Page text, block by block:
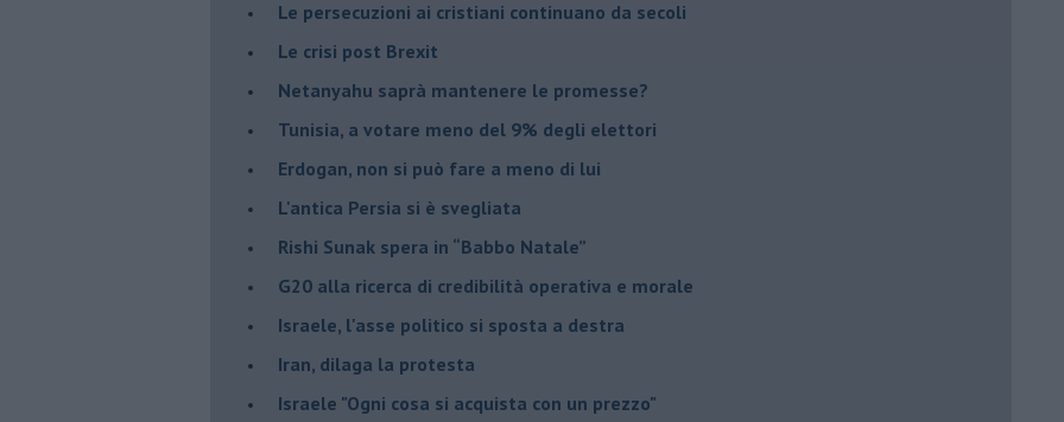
Le persecuzioni ai cristiani continuano da secoli
Le crisi post Brexit
Netanyahu saprà mantenere le promesse?
Tunisia, a votare meno del 9% degli elettori
Erdogan, non si può fare a meno di lui
L'antica Persia si è svegliata
Rishi Sunak spera in “Babbo Natale”
G20 alla ricerca di credibilità operativa e morale
Israele, l'asse politico si sposta a destra
Iran, dilaga la protesta
Israele "Ogni cosa si acquista con un prezzo"